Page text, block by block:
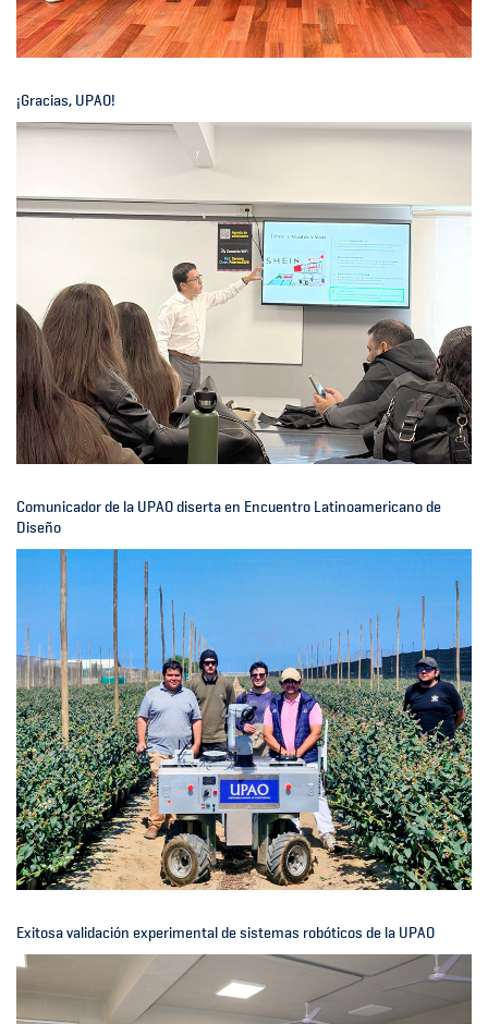
¡Gracias, UPAO!
Comunicador de la UPAO diserta en Encuentro Latinoamericano de
Diseño
Exitosa validación experimental de sistemas robóticos de la UPAO